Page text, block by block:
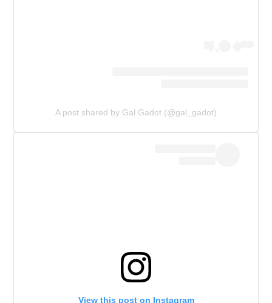
A post shared by Gal Gadot (@gal_gadot)
View this post on Instagram